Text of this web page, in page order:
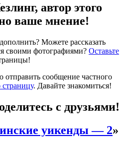
автор этого
ваше мнение!
Можете рассказать
своими фотографиями? Оставьте
отправить сообщение частного
. Давайте знакомиться!
с друзьями!
уикенды — 2»